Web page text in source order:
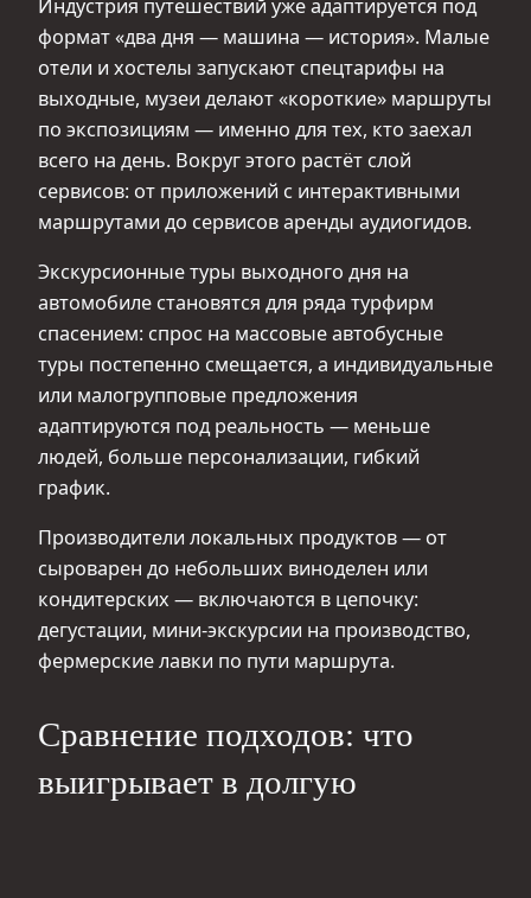
Индустрия путешествий уже адаптируется под
формат «два дня — машина — история». Малые
отели и хостелы запускают спецтарифы на
выходные, музеи делают «короткие» маршруты
по экспозициям — именно для тех, кто заехал
всего на день. Вокруг этого растёт слой
сервисов: от приложений с интерактивными
маршрутами до сервисов аренды аудиогидов.
Экскурсионные туры выходного дня на
автомобиле становятся для ряда турфирм
спасением: спрос на массовые автобусные
туры постепенно смещается, а индивидуальные
или малогрупповые предложения
адаптируются под реальность — меньше
людей, больше персонализации, гибкий
график.
Производители локальных продуктов — от
сыроварен до небольших виноделен или
кондитерских — включаются в цепочку:
дегустации, мини‑экскурсии на производство,
фермерские лавки по пути маршрута.
Сравнение подходов: что
выигрывает в долгую